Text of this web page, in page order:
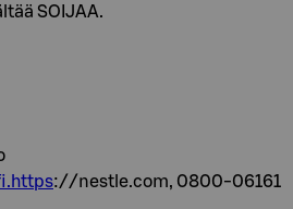
SOIJAA.
://nestle.com, 0800-06161